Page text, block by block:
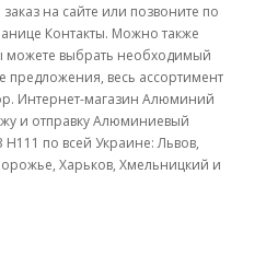
на сайте или позвоните по
Контакты. Можно также
можете выбрать необходимый
предложения, весь ассортимент
Интернет-магазин Алюминий
и отправку Алюминиевый
Н111 по всей Украине: Львов,
Харьков, Хмельницкий и